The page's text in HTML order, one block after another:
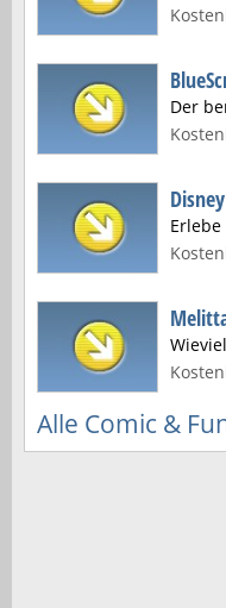
Der
Alle Comic &